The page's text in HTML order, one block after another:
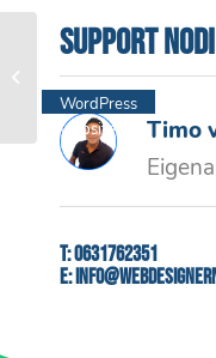
Support
Timo
T:0631762351
E:
Diëtistenpraktijk TOV
WordPress
website